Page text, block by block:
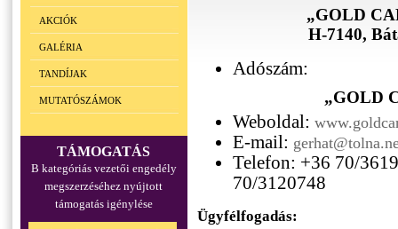
AKCIÓK
GALÉRIA
TANDÍJAK
MUTATÓSZÁMOK
TÁMOGATÁS
B kategóriás vezetői engedély
megszerzéséhez nyújtott
támogatás igénylése
„GOLD
H-7140,
Adószám:
„GOLD
Weboldal:
E-mail:
Telefon: +36 70/
70/3120748
Ügyfélfogadás: